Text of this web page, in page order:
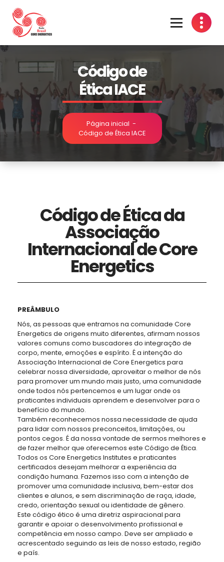
Código de
Ética IACE
Página inicial -
Código de Ética IACE
Código de Ética da
Associação
Internacional de Core
Energetics
PREÂMBULO
Nós, as pessoas que entramos na comunidade Core
Energetics de origens muito diferentes, afirmam nossos
valores comuns como buscadores do integração de
corpo, mente, emoções e espírito. É a intenção do
Associação Internacional de Core Energetics para
celebrar nossa diversidade, aproveitar o melhor de nós
para promover um mundo mais justo, uma comunidade
onde todos nós pertencemos e um lugar onde os
praticantes individuais aprendem e desenvolver para o
benefício do mundo.
Também reconhecemos nossa necessidade de ajuda
para lidar com nossos preconceitos, limitações, ou
pontos cegos. É da nossa vontade de sermos melhores e
de fazer melhor que oferecemos este Código de Ética.
Todos os Core Energetics Institutes e praticantes
certificados desejam melhorar a experiência da
condição humana. Fazemos isso com a intenção de
promover uma comunidade inclusiva, bem-estar dos
clientes e alunos, e sem discriminação de raça, idade,
credo, orientação sexual ou identidade de gênero.
Este código ético é uma diretriz aspiracional para
garantir e apoiar o desenvolvimento profissional e
competência em nosso campo. Deve ser ampliado e
acrescentado seguindo as leis de nosso estado, região
e país.